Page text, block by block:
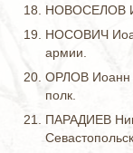
НОВОСЕЛОВ
НОСОВИЧ
армии.
ОРЛОВ Иоанн
полк.
ПАРАДИЕВ